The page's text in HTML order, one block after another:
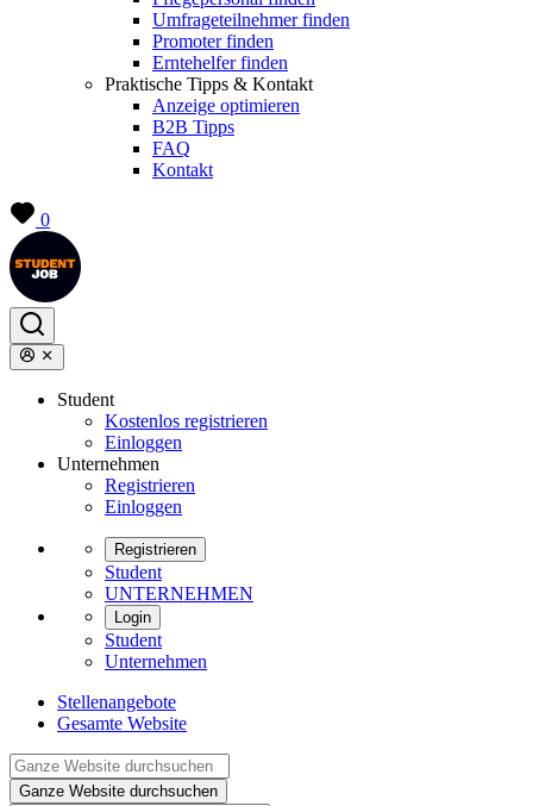
Umfrageteilnehmer finden
Promoter finden
Erntehelfer finden
Praktische Tipps & Kontakt
Anzeige optimieren
B2B Tipps
FAQ
Kontakt
0
Student
Kostenlos registrieren
Einloggen
Unternehmen
Registrieren
Einloggen
Registrieren
Student
UNTERNEHMEN
Login
Student
Unternehmen
Stellenangebote
Gesamte Website